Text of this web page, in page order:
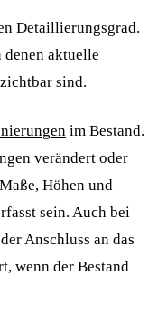
Detaillierungsgrad.
aktuelle
sind.
im Bestand.
verändert oder
Höhen und
sein. Auch bei
Anschluss an das
wenn der Bestand